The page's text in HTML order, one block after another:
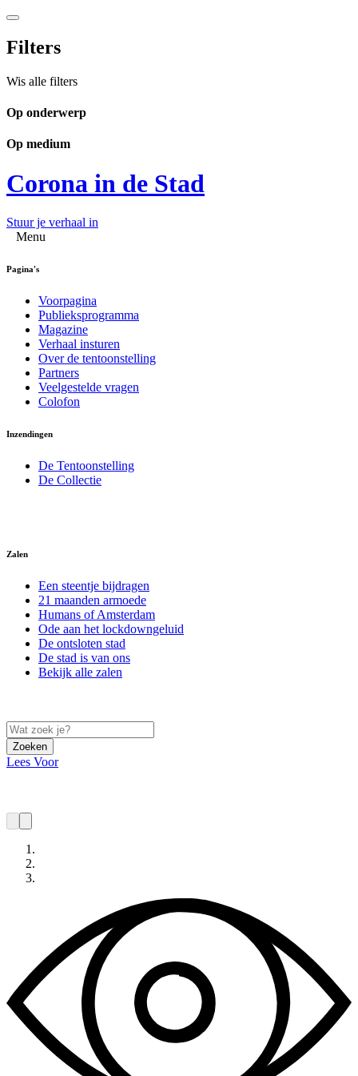
Filters
Wis alle filters
Op onderwerp
Op medium
Corona in de Stad
Stuur je verhaal in
Menu
Pagina's
Voorpagina
Publieksprogramma
Magazine
Verhaal insturen
Over de tentoonstelling
Partners
Veelgestelde vragen
Colofon
Inzendingen
De Tentoonstelling
De Collectie
Zalen
Een steentje bijdragen
21 maanden armoede
Humans of Amsterdam
Ode aan het lockdowngeluid
De ontsloten stad
De stad is van ons
Bekijk alle zalen
Zoeken
Lees Voor